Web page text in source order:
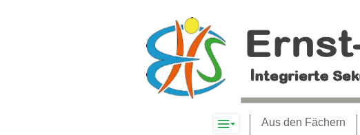
Komplett-Aus den Fächern